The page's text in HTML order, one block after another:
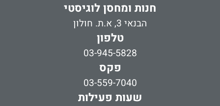
חנות ומחסן לוגיסטי
הבנאי 3, א.ת. חולון
טלפון
03-945-5828
פקס
03-559-7040
שעות פעילות